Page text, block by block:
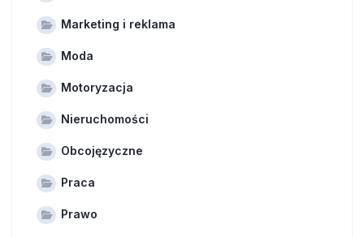
Marketing i reklama
Moda
Motoryzacja
Nieruchomości
Obcojęzyczne
Praca
Prawo